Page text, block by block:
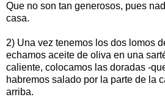
Que no son tan generosos, pues
casa.
2) Una vez tenemos los dos lomos
echamos aceite de oliva en una
caliente, colocamos las doradas -
habremos salado por la parte de la
arriba.